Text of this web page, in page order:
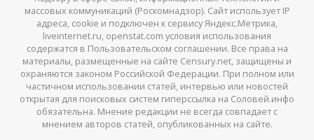
массовых коммуникаций (Роскомнадзор). Сайт использует IP
адреса, cookie и подключен к сервису Яндекс.Метрика,
liveinternet.ru, openstat.com условия использования
содержатся в Пользовательском соглашении. Все права на
материалы, размещенные на сайте Censury.net, защищены и
охраняются законом Российской Федерации. При полном или
частичном использовании статей, интервью или новостей
открытая для поисковых систем гиперссылка на Соловей.инфо
обязательна. Мнение редакции не всегда совпадает с
мнением авторов статей, опубликованных на сайте.